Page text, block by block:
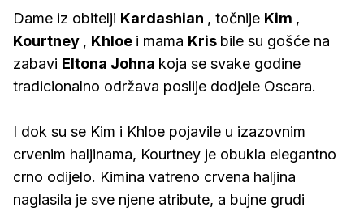
Dame iz obitelji Kardashian , točnije Kim ,
Kourtney , Khloe i mama Kris bile su gošće na
zabavi Eltona Johna koja se svake godine
tradicionalno održava poslije dodjele Oscara.
I dok su se Kim i Khloe pojavile u izazovnim
crvenim haljinama, Kourtney je obukla elegantno
crno odijelo. Kimina vatreno crvena haljina
naglasila je sve njene atribute, a bujne grudi